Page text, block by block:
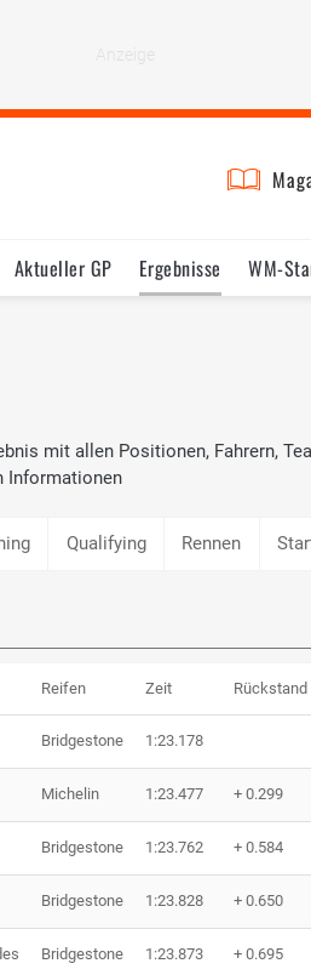
Aktueller GP Ergebnisse WM-
mit allen Positionen, Fahrern,
Informationen
Qualifying Rennen
Reifen Zeit Rückstand
Bridgestone 1:23.178
Michelin 1:23.477 + 0.299
Bridgestone 1:23.762 + 0.584
Bridgestone 1:23.828 + 0.650
Bridgestone 1:23.873 + 0.695